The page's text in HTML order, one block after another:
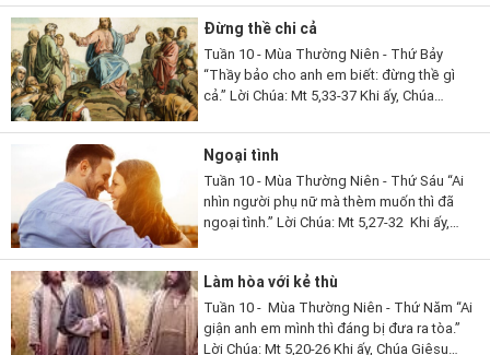
nhật lễ Hiện xuống và...
Đừng thề chi cả
Tuần 10 - Mùa Thường Niên - Thứ Bảy
“Thầy bảo cho anh em biết: đừng thề gì
cả.” Lời Chúa: Mt 5,33-37 Khi ấy, Chúa
con lại còn nghe dạy người...
Ngoại tình
Tuần 10 - Mùa Thường Niên - Thứ Sáu “Ai
nhìn người phụ nữ mà thèm muốn thì đã
ngoại tình.” Lời Chúa: Mt 5,27-32 Khi ấy,
“Các con đã nghe dạy...
Làm hòa với kẻ thù
Tuần 10 - Mùa Thường Niên - Thứ Năm “Ai
giận anh em mình thì đáng bị đưa ra tòa.”
Lời Chúa: Mt 5,20-26 Khi ấy, Chúa Giêsu